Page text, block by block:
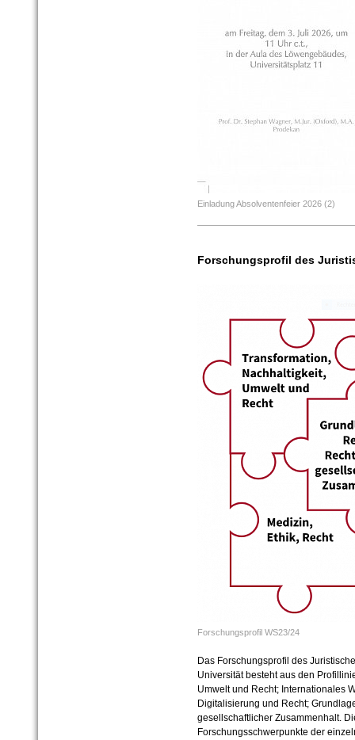
Einladung Absolventenfeier 2026 (2)
Forschungsprofil des
Forschungsprofil WS23/24
Das Forschungsprofil des
Universität besteht aus den
Umwelt und Recht; Internationales
Digitalisierung und Recht;
gesellschaftlicher Zusammenhalt.
Forschungsschwerpunkte der